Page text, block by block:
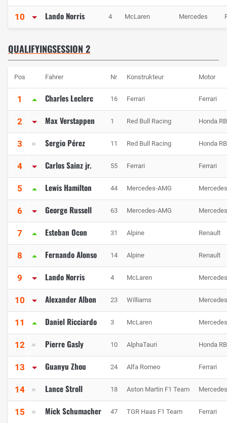
10 Lando Norris 4 McLaren Mercedes
QUALIFYINGSESSION 2
Pos Fahrer Nr Konstrukteur Motor
1 Charles Leclerc 16 Ferrari Ferrari
2 Max Verstappen 1 Red Bull Racing Honda
3 Sergio Pérez 11 Red Bull Racing Honda
4 Carlos Sainz jr. 55 Ferrari Ferrari
5 Lewis Hamilton 44 Mercedes-AMG Mercedes
6 George Russell 63 Mercedes-AMG Mercedes
7 Esteban Ocon 31 Alpine Renault
8 Fernando Alonso 14 Alpine Renault
9 Lando Norris 4 McLaren Mercedes
10 Alexander Albon 23 Williams Mercedes
11 Daniel Ricciardo 3 McLaren Mercedes
12 Pierre Gasly 10 AlphaTauri Honda
13 Guanyu Zhou 24 Alfa Romeo Ferrari
14 Lance Stroll 18 Aston Martin F1 Team Mercedes
15 Mick Schumacher 47 TGR Haas F1 Team Ferrari